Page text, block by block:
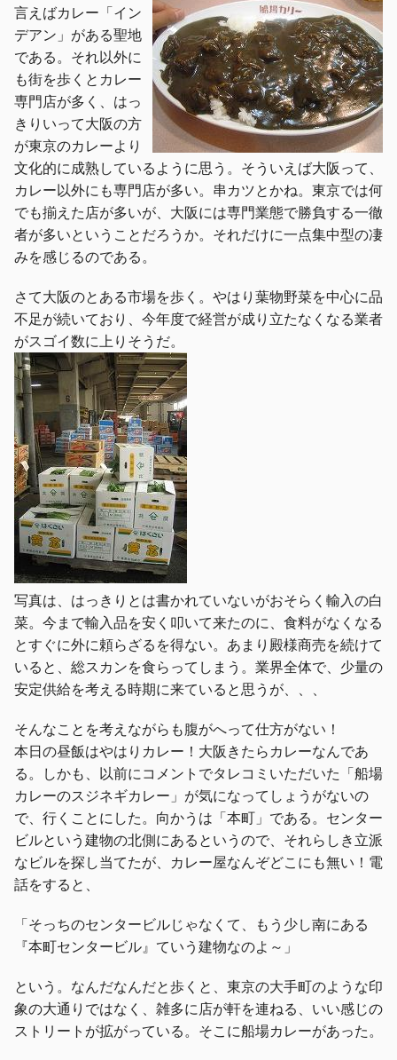
言えばカレー「イン
デアン」がある聖地
である。それ以外に
も街を歩くとカレー
専門店が多く、はっ
きりいって大阪の方
が東京のカレーより
文化的に成熟しているように思う。そういえば大阪って、
カレー以外にも専門店が多い。串カツとかね。東京では何
でも揃えた店が多いが、大阪には専門業態で勝負する一徹
者が多いということだろうか。それだけに一点集中型の凄
みを感じるのである。
さて大阪のとある市場を歩く。やはり葉物野菜を中心に品
不足が続いており、今年度で経営が成り立たなくなる業者
がスゴイ数に上りそうだ。
写真は、はっきりとは書かれていないがおそらく輸入の白
菜。今まで輸入品を安く叩いて来たのに、食料がなくなる
とすぐに外に頼らざるを得ない。あまり殿様商売を続けて
いると、総スカンを食らってしまう。業界全体で、少量の
安定供給を考える時期に来ていると思うが、、、
そんなことを考えながらも腹がへって仕方がない！
本日の昼飯はやはりカレー！大阪きたらカレーなんであ
る。しかも、以前にコメントでタレコミいただいた「船場
カレーのスジネギカレー」が気になってしょうがないの
で、行くことにした。向かうは「本町」である。センター
ビルという建物の北側にあるというので、それらしき立派
なビルを探し当てたが、カレー屋なんぞどこにも無い！電
話をすると、
「そっちのセンタービルじゃなくて、もう少し南にある
『本町センタービル』ていう建物なのよ～」
という。なんだなんだと歩くと、東京の大手町のような印
象の大通りではなく、雑多に店が軒を連ねる、いい感じの
ストリートが拡がっている。そこに船場カレーがあった。